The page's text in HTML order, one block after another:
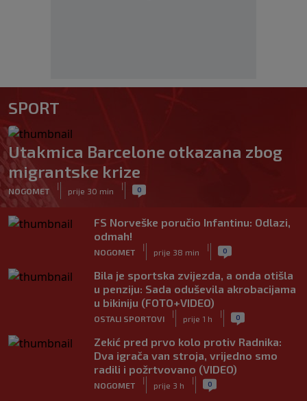
SPORT
Utakmica Barcelone otkazana zbog
migrantske krize
NOGOMET
|
prije 30 min
| 0
FS Norveške poručio Infantinu: Odlazi,
odmah!
NOGOMET
|
prije 38 min
| 0
Bila je sportska zvijezda, a onda otišla
u penziju: Sada oduševila akrobacijama
u bikiniju (FOTO+VIDEO)
OSTALI SPORTOVI
|
prije 1 h
| 0
Zekić pred prvo kolo protiv Radnika:
Dva igrača van stroja, vrijedno smo
radili i požrtvovano (VIDEO)
NOGOMET
|
prije 3 h
| 0